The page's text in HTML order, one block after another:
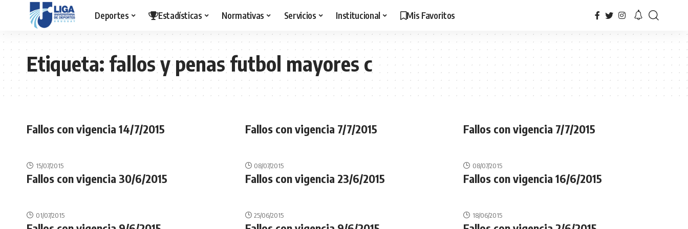
Deportes Estadísticas Normativas Servicios Institucional Mis Favoritos
Etiqueta: fallos y penas futbol mayores c
Fallos con vigencia 14/7/2015
15/07/2015
Fallos con vigencia 7/7/2015
08/07/2015
Fallos con vigencia 7/7/2015
08/07/2015
Fallos con vigencia 30/6/2015
01/07/2015
Fallos con vigencia 23/6/2015
25/06/2015
Fallos con vigencia 16/6/2015
18/06/2015